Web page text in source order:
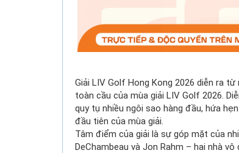
Giải LIV Golf Hong Kong 2026 diễn ra
toàn cầu của mùa giải LIV Golf 2026.
quy tụ nhiều ngôi sao hàng đầu, hứa
đầu tiên của mùa giải.
Tâm điểm của giải là sự góp mặt của
DeChambeau và Jon Rahm – hai nhà